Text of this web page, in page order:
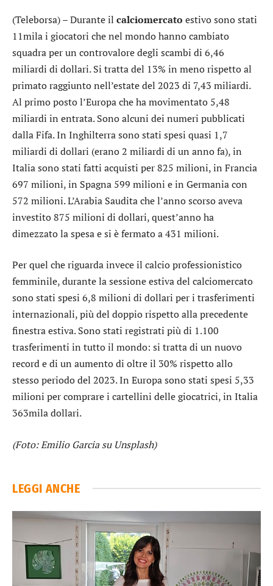
(Teleborsa) – Durante il calciomercato estivo sono stati
11mila i giocatori che nel mondo hanno cambiato
squadra per un controvalore degli scambi di 6,46
miliardi di dollari. Si tratta del 13% in meno rispetto al
primato raggiunto nell’estate del 2023 di 7,43 miliardi.
Al primo posto l’Europa che ha movimentato 5,48
miliardi in entrata. Sono alcuni dei numeri pubblicati
dalla Fifa. In Inghilterra sono stati spesi quasi 1,7
miliardi di dollari (erano 2 miliardi di un anno fa), in
Italia sono stati fatti acquisti per 825 milioni, in Francia
697 milioni, in Spagna 599 milioni e in Germania con
572 milioni. L’Arabia Saudita che l’anno scorso aveva
investito 875 milioni di dollari, quest’anno ha
dimezzato la spesa e si è fermato a 431 milioni.
Per quel che riguarda invece il calcio professionistico
femminile, durante la sessione estiva del calciomercato
sono stati spesi 6,8 milioni di dollari per i trasferimenti
internazionali, più del doppio rispetto alla precedente
finestra estiva. Sono stati registrati più di 1.100
trasferimenti in tutto il mondo: si tratta di un nuovo
record e di un aumento di oltre il 30% rispetto allo
stesso periodo del 2023. In Europa sono stati spesi 5,33
milioni per comprare i cartellini delle giocatrici, in Italia
363mila dollari.
(Foto: Emilio Garcia su Unsplash)
LEGGI ANCHE